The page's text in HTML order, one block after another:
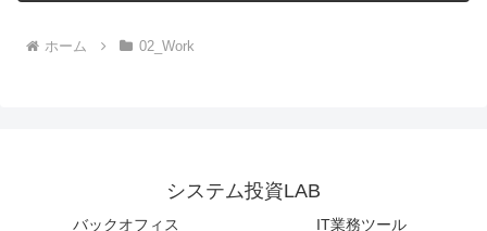
ホーム 02_Work
システム投資LAB
バックオフィス IT業務ツール